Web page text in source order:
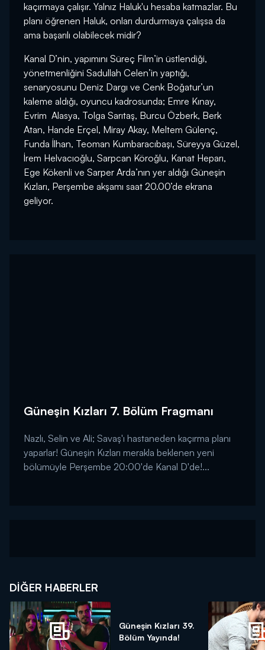
kaçırmaya çalışır. Yalnız Haluk'u hesaba katmazlar. Bu
planı öğrenen Haluk, onları durdurmaya çalışsa da
ama başarılı olabilecek midir?
Kanal D’nin, yapımını Süreç Film’in üstlendiği,
yönetmenliğini Sadullah Celen’in yaptığı,
senaryosunu Deniz Dargı ve Cenk Boğatur’un
kaleme aldığı, oyuncu kadrosunda; Emre Kınay,
Evrim Alasya, Tolga Sarıtaş, Burcu Özberk, Berk
Atan, Hande Erçel, Miray Akay, Meltem Gülenç,
Funda İlhan, Teoman Kumbaracıbaşı, Süreyya Güzel,
İrem Helvacıoğlu, Sarpcan Köroğlu, Kanat Heparı,
Ege Kökenli ve Sarper Arda’nın yer aldığı Güneşin
Kızları, Perşembe akşamı saat 20.00’de ekrana
geliyor.
Güneşin Kızları 7. Bölüm Fragmanı
Nazlı, Selin ve Ali; Savaş'ı hastaneden kaçırma planı
yaparlar! Güneşin Kızları merakla beklenen yeni
bölümüyle Perşembe 20:00'de Kanal D'de!...
DIĞER HABERLER
Güneşin Kızları 39.
Bölüm Yayında!